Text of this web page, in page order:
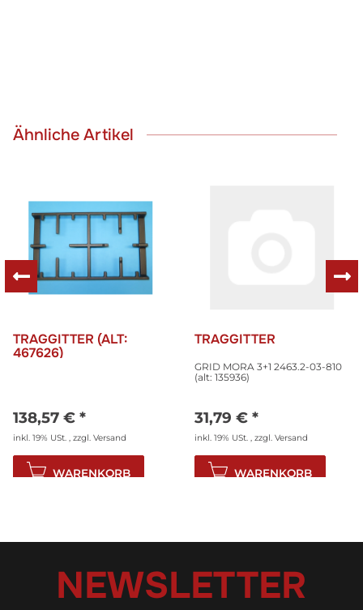
Ähnliche Artikel
TRAGGITTER (ALT:
467626)
138,57 € *
inkl. 19% USt. , zzgl. Versand
WARENKORB
TRAGGITTER
GRID MORA 3+1 2463.2-03-810
(alt: 135936)
31,79 € *
inkl. 19% USt. , zzgl. Versand
WARENKORB
NEWSLETTER